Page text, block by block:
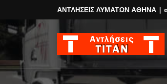
ΑΝΤΛΗΣΕΙΣ ΛΥΜΑΤΩΝ ΑΘΗΝΑ |